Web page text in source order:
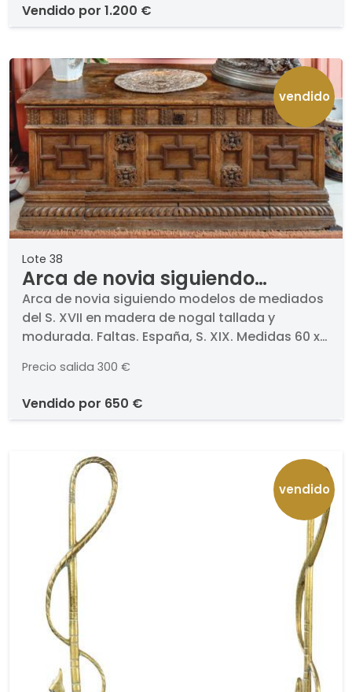
vendido por 1.200 €
vendido
Lote 38
Arca de novia siguiendo
modelos de mediados del S.
XVII en madera de nogal
tallada y modurada. Faltas
Arca de novia siguiendo modelos de mediados
del S. XVII en madera de nogal tallada y
modurada. Faltas. España, S. XIX. Medidas 60 x
Precio salida 300 €
vendido por 650 €
vendido